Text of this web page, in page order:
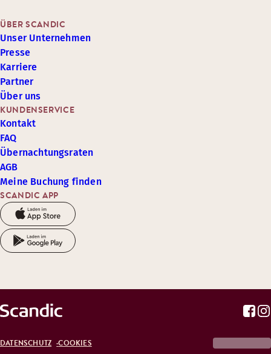
SCANDIC APP
KUNDENSERVICE
Kontakt
FAQ
Übernachtungsraten
AGB
Meine Buchung finden
ÜBER SCANDIC
Unser Unternehmen
Presse
Karriere
Partner
Über uns
DATENSCHUTZ COOKIES